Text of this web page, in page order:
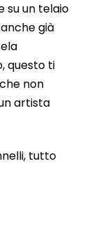
su un telaio
già
questo ti
non
artista
tutto